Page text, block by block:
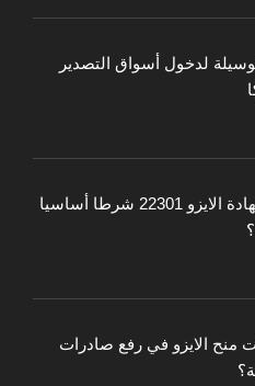
لدخول أسواق التصدير
لماذا أصبحت شهادة الايزو 22301 شرطا أساسيا
منح الايزو في رفع صادرات